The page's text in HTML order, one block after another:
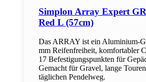
Simplon Array Expert
Red L (57cm)
Das ARRAY ist ein Aluminium-
mm Reifenfreiheit, komfortabler
17 Befestigungspunkten für
Gemacht für Gravel, lange
täglichen Pendelweg.